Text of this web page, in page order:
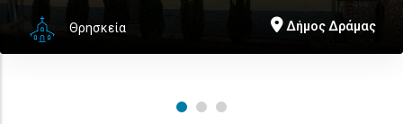
Θρησκεία Δήμος Δράμας